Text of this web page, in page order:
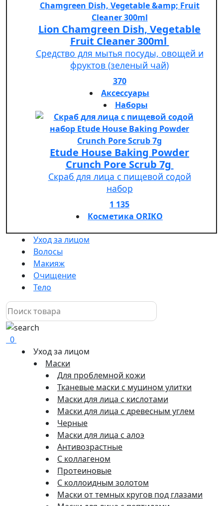
Lion Chamgreen Dish, Vegetable
Fruit Cleaner 300ml
Средство для мытья посуды, овощей и
фруктов (зеленый чай)
370
Аксессуары
Наборы
Etude House Baking Powder
Crunch Pore Scrub 7g
Скраб для лица с пищевой содой
набор
1 135
Косметика ORIKO
Уход за лицом
Волосы
Макияж
Очищение
Тело
0
Уход за лицом
Маски
Для проблемной кожи
Тканевые маски с муцином улитки
Маски для лица с кислотами
Маски для лица с древесным углем
Черные
Маски для лица с алоэ
Антивозрастные
С коллагеном
Протеиновые
С коллоидным золотом
Маски от темных кругов под глазами